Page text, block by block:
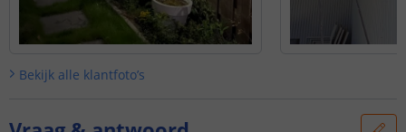
Bekijk alle klantfoto’s